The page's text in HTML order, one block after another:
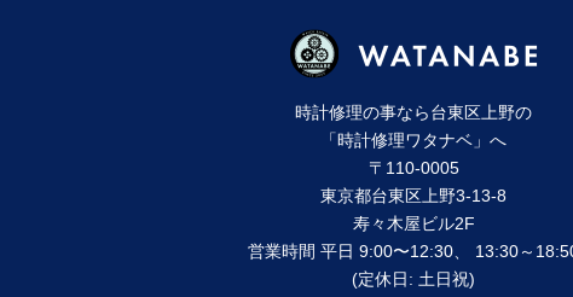
時計修理の事なら台東区上野の
「時計修理ワタナベ」へ
〒110-0005
東京都台東区上野3-13-8
寿々⽊屋ビル2F
営業時間 平⽇ 9:00〜12:30、 13:30～
(定休⽇: ⼟⽇祝)